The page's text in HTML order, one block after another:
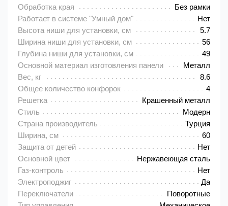
Обработка края
Без рамки
Работает в системе "Умный дом"
Нет
Высота ниши для установки, см
5.7
Ширина ниши для установки, см
56
Глубина ниши для установки, см
49
Основной материал изготовления панели
Металл
Вес, кг
8.6
Общее количество конфорок
4
Решетка
Крашенный металл
Стиль
Модерн
Страна производитель
Турция
Ширина, см
60
Защита от детей
Нет
Основной цвет
Нержавеющая сталь
Газ-контроль
Нет
Электроподжиг
Да
Переключатели
Поворотные